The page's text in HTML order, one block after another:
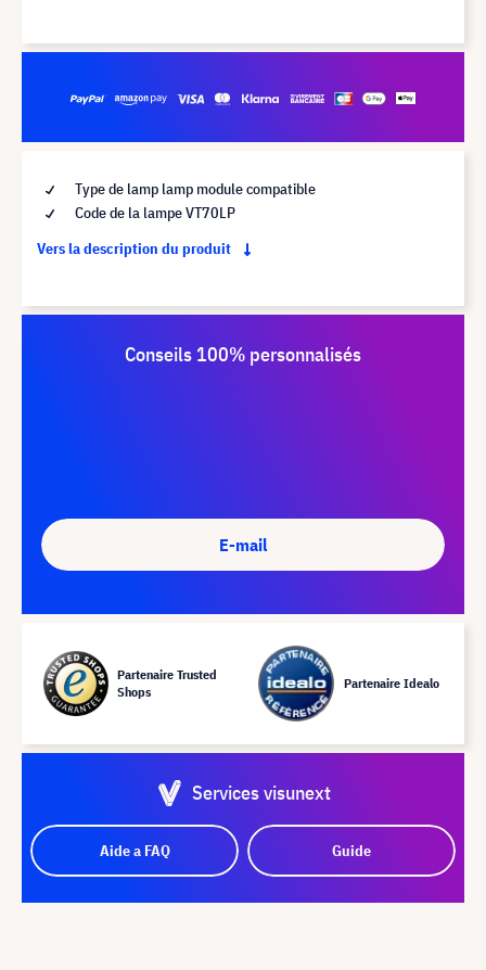
Type de lamp lamp module compatible
Code de la lampe VT70LP
Vers la description du produit
Conseils 100% personnalisés
E-mail
Partenaire Trusted
Shops
Partenaire Idealo
Services visunext
Aide a FAQ Guide